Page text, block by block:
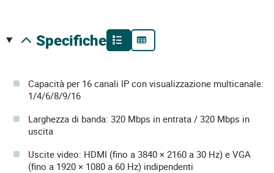
specifiche
Capacità per 16 canali IP con visualizzazione multicanale:
1/4/6/8/9/16
Larghezza di banda: 320 Mbps in entrata / 320 Mbps in
uscita
Uscite video: HDMI (fino a 3840 × 2160 a 30 Hz) e VGA
(fino a 1920 × 1080 a 60 Hz) indipendenti